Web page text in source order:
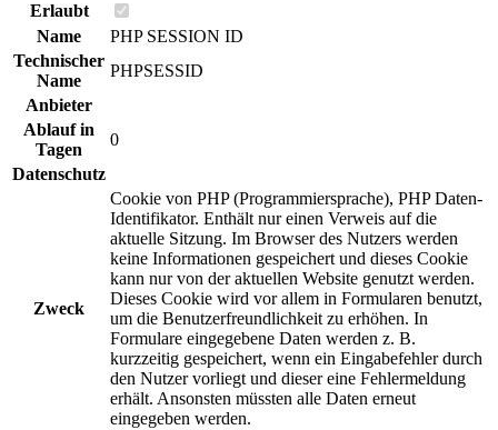
Erlaubt
Name
PHP SESSION ID
Technischer
Name
PHPSESSID
Anbieter
Ablauf in
Tagen
0
Datenschutz
Zweck
Cookie von PHP (Programmiersprache), PHP Daten-
Identifikator. Enthält nur einen Verweis auf die
aktuelle Sitzung. Im Browser des Nutzers werden
keine Informationen gespeichert und dieses Cookie
kann nur von der aktuellen Website genutzt werden.
Dieses Cookie wird vor allem in Formularen benutzt,
um die Benutzerfreundlichkeit zu erhöhen. In
Formulare eingegebene Daten werden z. B.
kurzzeitig gespeichert, wenn ein Eingabefehler durch
den Nutzer vorliegt und dieser eine Fehlermeldung
erhält. Ansonsten müssten alle Daten erneut
eingegeben werden.